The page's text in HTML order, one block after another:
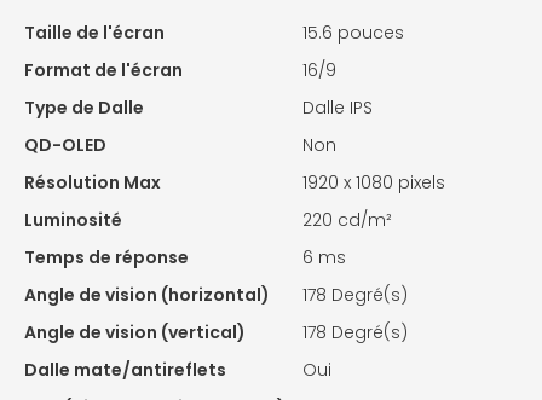
Taille de l'écran
15.6 pouces
Format de l'écran
16/9
Type de Dalle
Dalle IPS
QD-OLED
Non
Résolution Max
1920 x 1080 pixels
Luminosité
220 cd/m²
Temps de réponse
6 ms
Angle de vision (horizontal)
178 Degré(s)
Angle de vision (vertical)
178 Degré(s)
Dalle mate/antireflets
Oui